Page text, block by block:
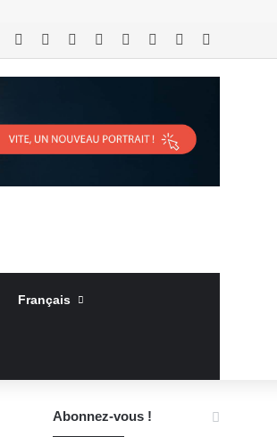
RSS Facebook LinkedinYouTubeConnexionArticle Aléatoire
Français
Abonnez-vous !